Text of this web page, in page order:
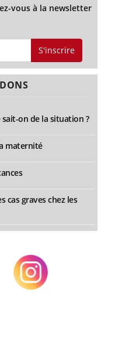
vous à la newsletter
S'inscrire
on de la situation ?
maternité
cas graves chez les